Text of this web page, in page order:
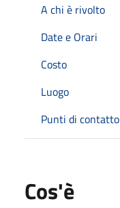
A chi è rivolto
Date e Orari
Costo
Luogo
Punti di contatto
Cos'è